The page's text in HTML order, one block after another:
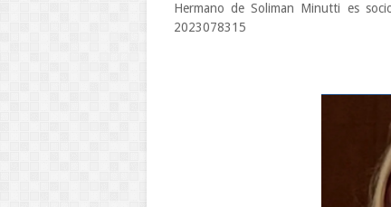
Hermano de Soliman Minutti es
2023078315